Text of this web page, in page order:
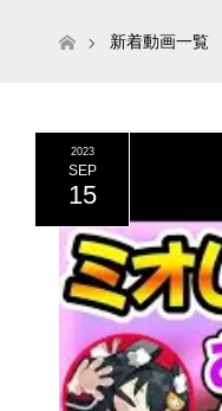
ホーム新着動画一覧
2023
SEP
15